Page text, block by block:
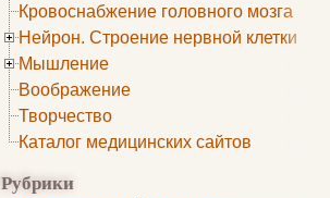
Кровоснабжение головного мозга
Нейрон. Строение нервной клетки
Мышление
Воображение
Творчество
Каталог медицинских сайтов
Рубрики